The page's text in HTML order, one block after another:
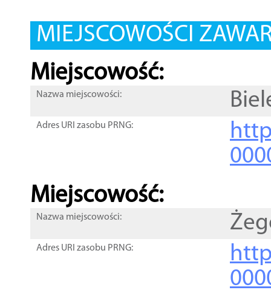
MIEJSCOWOŚCI
Miejscowość:
Nazwa miejscowości:
Adres URI zasobu PRNG:
Miejscowość:
Nazwa miejscowości:
Adres URI zasobu PRNG: